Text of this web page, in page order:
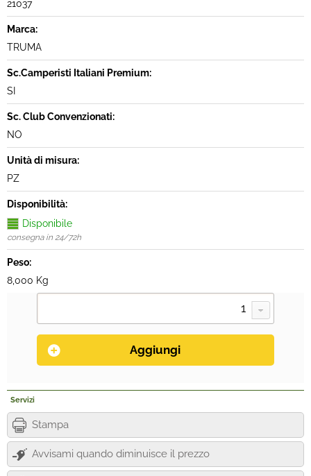
21037
Marca:
TRUMA
Sc.Camperisti Italiani Premium:
SI
Sc. Club Convenzionati:
NO
Unità di misura:
PZ
Disponibilità:
Disponibile
consegna in 24/72h
Peso:
8,000 Kg
Servizi
Stampa
Avvisami quando diminuisce il prezzo